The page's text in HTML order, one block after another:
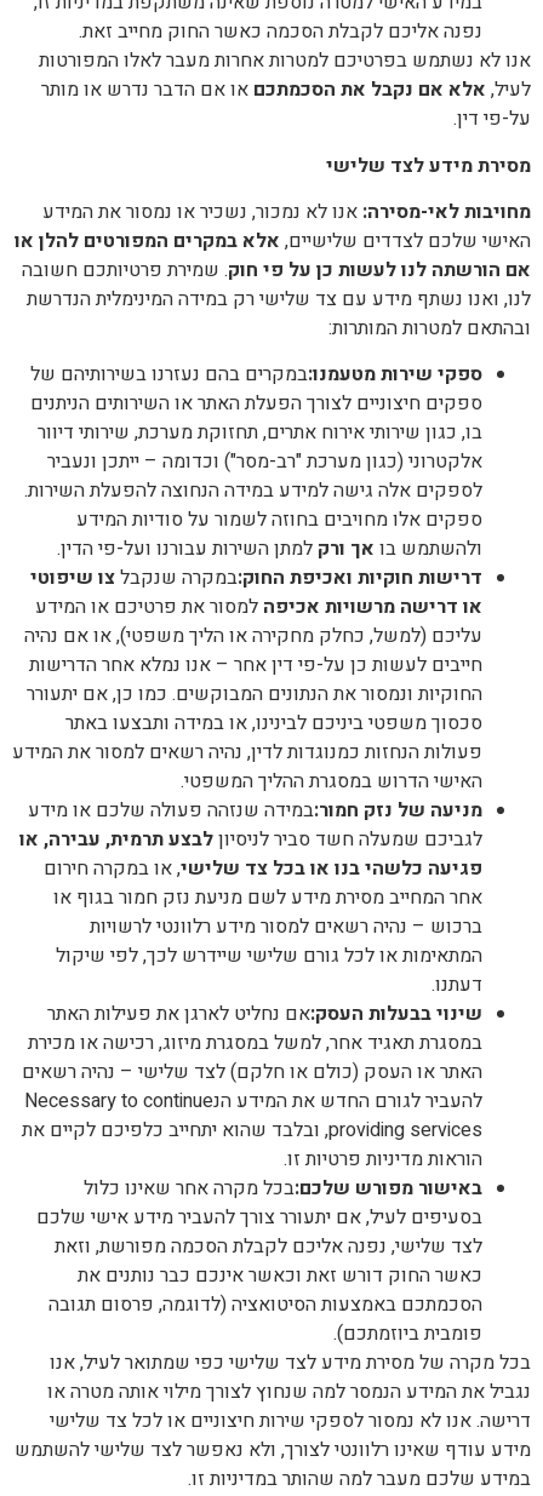
נפנה אליכם לקבלת הסכמה כאשר החוק מחייב זאת.
אנו לא נשתמש בפרטיכם למטרות אחרות מעבר לאלו המפורטות
לעיל, אלא אם נקבל את הסכמתכם או אם הדבר נדרש או מותר
על-פי דין.
מסירת מידע לצד שלישי
מחויבות לאי-מסירה: אנו לא נמכור, נשכיר או נמסור את המידע
האישי שלכם לצדדים שלישיים, אלא במקרים המפורטים להלן או
אם הורשתה לנו לעשות כן על פי חוק. שמירת פרטיותכם חשובה
לנו, ואנו נשתף מידע עם צד שלישי רק במידה המינימלית הנדרשת
ובהתאם למטרות המותרות:
ספקי שירות מטעמנו:במקרים בהם נעזרנו בשירותיהם של
ספקים חיצוניים לצורך הפעלת האתר או השירותים הניתנים
בו, כגון שירותי אירוח אתרים, תחזוקת מערכת, שירותי דיוור
אלקטרוני (כגון מערכת "רב-מסר") וכדומה – ייתכן ונעביר
לספקים אלה גישה למידע במידה הנחוצה להפעלת השירות.
ספקים אלו מחויבים בחוזה לשמור על סודיות המידע
ולהשתמש בו אך ורק למתן השירות עבורנו ועל-פי הדין.
דרישות חוקיות ואכיפת החוק:במקרה שנקבלצו שיפוטי
או דרישה מרשויות אכיפה למסור את פרטיכם או המידע
עליכם (למשל, כחלק מחקירה או הליך משפטי), או אם נהיה
חייבים לעשות כן על-פי דין אחר – אנו נמלא אחר הדרישות
החוקיות ונמסור את הנתונים המבוקשים. כמו כן, אם יתעורר
סכסוך משפטי ביניכם לבינינו, או במידה ותבצעו באתר
פעולות הנחזות כמנוגדות לדין, נהיה רשאים למסור את המידע
האישי הדרוש במסגרת ההליך המשפטי.
מניעה של נזק חמור:במידה שנזהה פעולה שלכם או מידע
לגביכם שמעלה חשד סביר לניסיוןלבצע תרמית, עבירה, או
פגיעה כלשהי בנו או בכל צד שלישי, או במקרה חירום
אחר המחייב מסירת מידע לשם מניעת נזק חמור בגוף או
ברכוש – נהיה רשאים למסור מידע רלוונטי לרשויות
המתאימות או לכל גורם שלישי שיידרש לכך, לפי שיקול
דעתנו.
שינוי בבעלות העסק:אם נחליט לארגן את פעילות האתר
במסגרת תאגיד אחר, למשל במסגרת מיזוג, רכישה או מכירת
האתר או העסק (כולם או חלקם) לצד שלישי – נהיה רשאים
להעביר לגורם החדש את המידע הנNecessary to continue
providing services, ובלבד שהוא יתחייב כלפיכם לקיים את
הוראות מדיניות פרטיות זו.
באישור מפורש שלכם:בכל מקרה אחר שאינו כלול
בסעיפים לעיל, אם יתעורר צורך להעביר מידע אישי שלכם
לצד שלישי, נפנה אליכם לקבלת הסכמה מפורשת, וזאת
כאשר החוק דורש זאת וכאשר אינכם כבר נותנים את
הסכמתכם באמצעות הסיטואציה (לדוגמה, פרסום תגובה
פומבית ביוזמתכם).
בכל מקרה של מסירת מידע לצד שלישי כפי שמתואר לעיל, אנו
נגביל את המידע הנמסר למה שנחוץ לצורך מילוי אותה מטרה או
דרישה. אנו לא נמסור לספקי שירות חיצוניים או לכל צד שלישי
מידע עודף שאינו רלוונטי לצורך, ולא נאפשר לצד שלישי להשתמש
במידע שלכם מעבר למה שהותר במדיניות זו.